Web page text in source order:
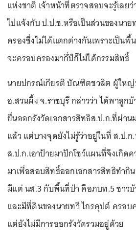
แห่งชาติ เจ้าหน้าที่ตรวจสอบจะรู้เลย
ไปแจ้งกับ ป.ป.ช.หรือเป็นส่วนของนา
ครองซึ่งไม่ได้แตกต่างกันเพราะเป็นพื้
จะครอบครองมากี่ปีก็ไม่ได้กรรมสิทธิ์
นายปกรณ์เกียรติ บัณฑิตชวลิต ผู้ใหญ่
อ.สวนผึ้ง จ.ราชบุรี กล่าวว่า ได้พาลูก
ยื่นออกรังวัดเอกสารสิทธิส.ป.ก.ที่ผ่าน
แล้ว แต่บางจุดยังไม่รู้ว่าอยู่ในที่ ส.ป.
ส.ป.ก.เอาป้ายมาปักโชว์แผนที่จึงเกิด
มาเพื่อสอบสิทธิ์ออกเอกสารสิทธิทำกิ
มีแต่ นส.3 กับพื้นที่ป่า คือภบท.5 ชาว
และมีที่ดินของนายทวี ไกรคุปต์ ครอบ
แต่ยังไม่มีการออกรังวัดรวมอยู่ด้วย